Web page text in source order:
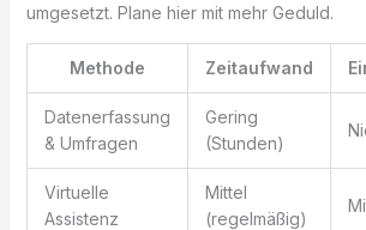
umgesetzt. Plane hier mit mehr Geduld.
Methode Zeitaufwand
Datenerfassung
& Umfragen
Gering
(Stunden)
Virtuelle
Assistenz
Mittel
(regelmäßig)